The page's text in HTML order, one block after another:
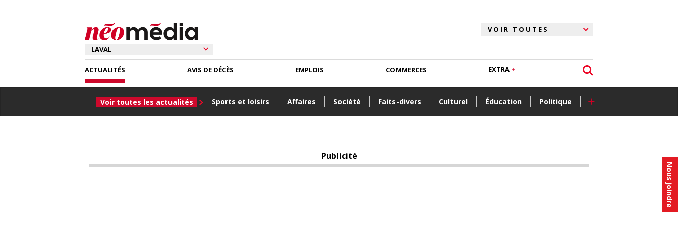
Nous joindre
ACTUALITÉS
Voir toutes les actualités Sports et loisirs Affaires Société Faits-divers Culturel Éducation Politique +
AVIS DE DÉCÈS EMPLOIS COMMERCES EXTRA
Publicité